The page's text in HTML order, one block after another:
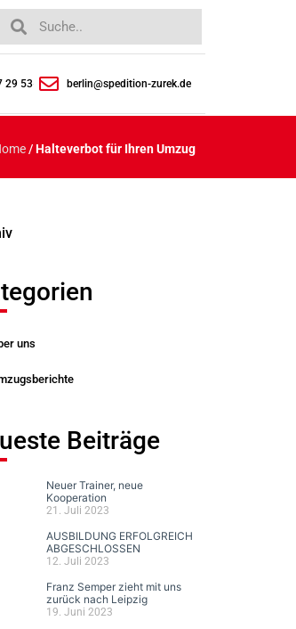
29 53 berlin@spedition-zurek.de
/Halteverbot für Ihren Umzug
uns
Beiträge
Neuer Trainer, neue
Kooperation
21. Juli 2023
AUSBILDUNG ERFOLGREICH
ABGESCHLOSSEN
12. Juli 2023
Franz Semper zieht mit uns
zurück nach Leipzig
19. Juni 2023